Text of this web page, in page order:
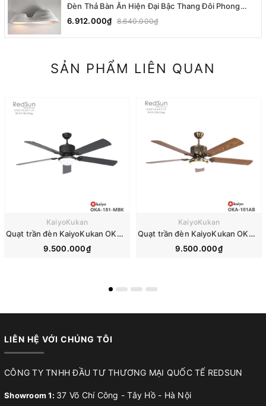
Đèn Thả Bàn Ăn Hiện Đại Bậc Thang Đôi Phong
Cách Nhật Bản Wabi-sabi DC-T078A
6.912.000₫ 8.640.000₫
SẢN PHẨM LIÊN QUAN
KaiyoKukan
Quạt trần đèn KaiyoKukan OKA-181-MBK
9.500.000₫
KaiyoKukan
Quạt trần đèn KaiyoKukan OKA-181AB
9.500.000₫
LIÊN HỆ VỚI CHÚNG TÔI
CÔNG TY TNHH ĐẦU TƯ THƯƠNG MẠI QUỐC TẾ REDSUN
Showroom 1: 37 Võ Chí Công - Tây Hồ - Hà Nội